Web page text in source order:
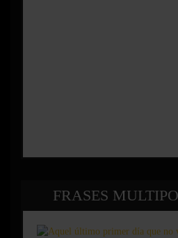
FRASES